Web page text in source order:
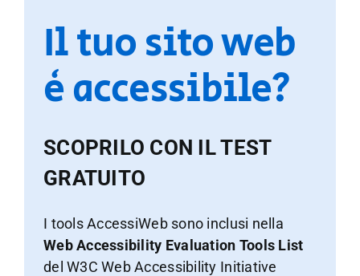
Il tuo sito web
è accessibile?
SCOPRILO CON IL TEST
GRATUITO
I tools AccessiWeb sono inclusi nella
Web Accessibility Evaluation Tools List
del W3C Web Accessibility Initiative